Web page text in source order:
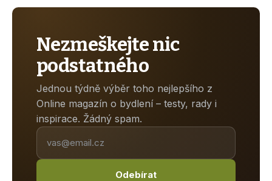
Nezmeškejte nic
podstatného
Jednou týdně výběr toho nejlepšího z
Online magazín o bydlení – testy, rady i
inspirace. Žádný spam.
Odebírat